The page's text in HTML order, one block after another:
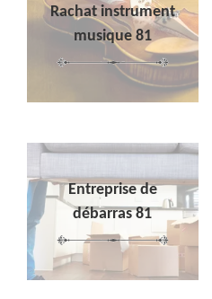
Rachat instrument
musique 81
Entreprise de
débarras 81